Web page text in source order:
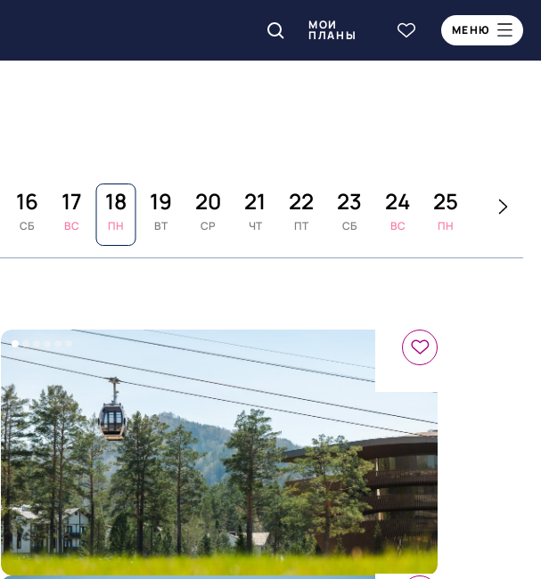
МОИ
ПЛАНЫ МЕНЮ
16
СБ
17
ВС
18
ПН
19
ВТ
20
СР
21
ЧТ
22
ПТ
23
СБ
24
ВС
25
ПН
26